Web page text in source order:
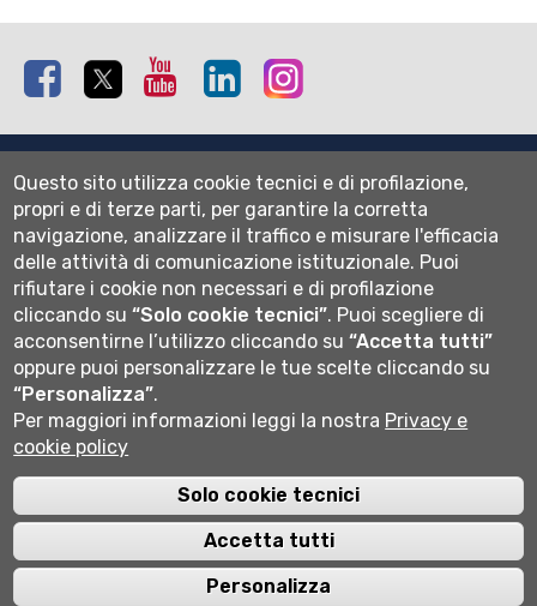
Facebook Twitter Youtube Linkedin
Mappa del sito
Normativa cookie
Informativa privacy
Cookie settings
Wi-fi
Webmail
Università degli studi di Bergamo
Cod. Fiscale 80004350163
P.IVA 01612800167
Centralino 035 2052111
Questo sito utilizza cookie tecnici e di profilazione,
propri e di terze parti, per garantire la corretta
navigazione, analizzare il traffico e misurare l'efficacia
delle attività di comunicazione istituzionale. Puoi
rifiutare i cookie non necessari e di profilazione
cliccando su“Solo cookie tecnici”. Puoi scegliere di
acconsentirne l’utilizzo cliccando su“Accetta tutti”
oppure puoi personalizzare le tue scelte cliccando su
“Personalizza”.
Per maggiori informazioni leggi la nostra Privacy e
cookie policy
Solo cookie tecnici
Accetta tutti
Personalizza